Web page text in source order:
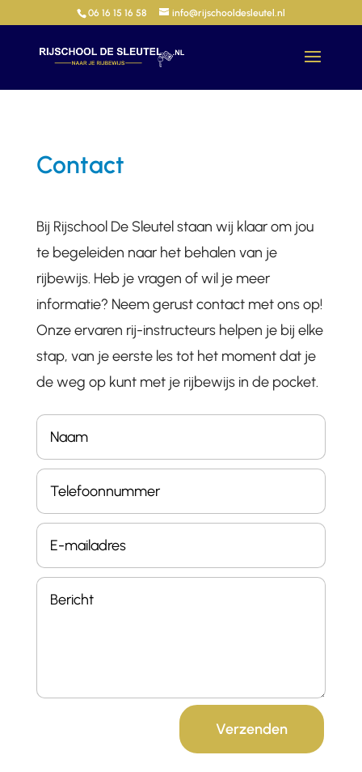
06 16 15 16 58 info@rijschooldesleutel.nl
Contact
Bij Rijschool De Sleutel staan wij klaar om jou
te begeleiden naar het behalen van je
rijbewijs. Heb je vragen of wil je meer
informatie? Neem gerust contact met ons op!
Onze ervaren rij-instructeurs helpen je bij elke
stap, van je eerste les tot het moment dat je
de weg op kunt met je rijbewijs in de pocket.
Verzenden